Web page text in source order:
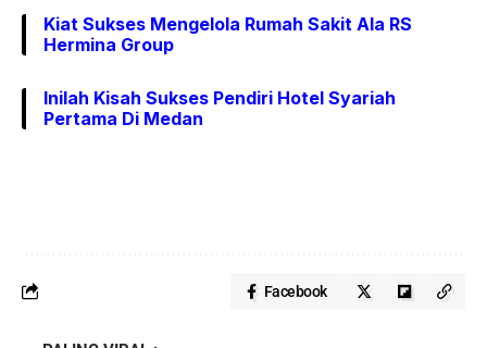
Kiat Sukses Mengelola Rumah Sakit Ala RS
Hermina Group
Inilah Kisah Sukses Pendiri Hotel Syariah
Pertama Di Medan
Facebook